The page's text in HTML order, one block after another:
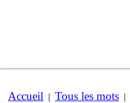
Accueil | Tous les mots |